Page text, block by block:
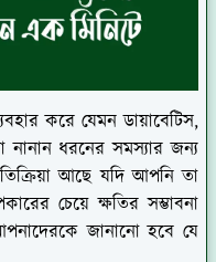
করে যেমন ডায়াবেটিস,
নানান ধরনের সমস্যার জন্য
আছে যদি আপনি তা
চেয়ে ক্ষতির সম্ভাবনা
জানানো হবে যে